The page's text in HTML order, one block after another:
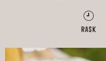
RASK